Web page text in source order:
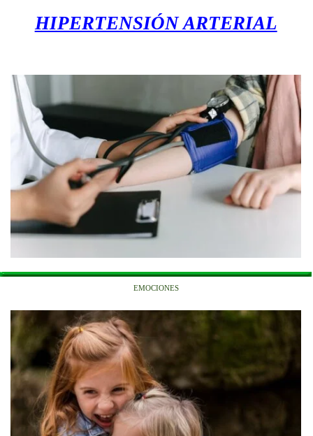
HIPERTENSIÓN ARTERIAL
EMOCIONES